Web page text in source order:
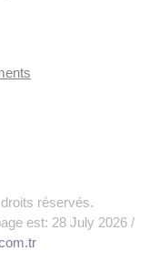
réservés.
est: 28 July 2026 /